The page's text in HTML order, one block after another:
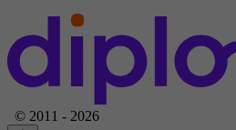
© 2011 - 2026